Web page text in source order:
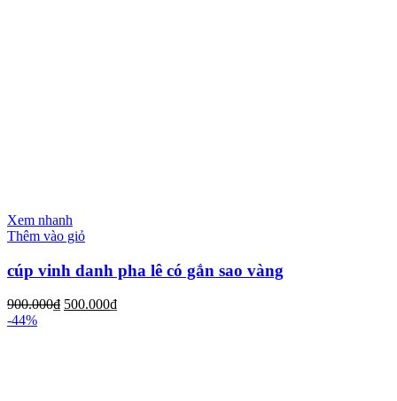
Xem nhanh
Thêm vào giỏ
cúp vinh danh pha lê có gắn sao vàng
900.000₫ 500.000₫
-44%